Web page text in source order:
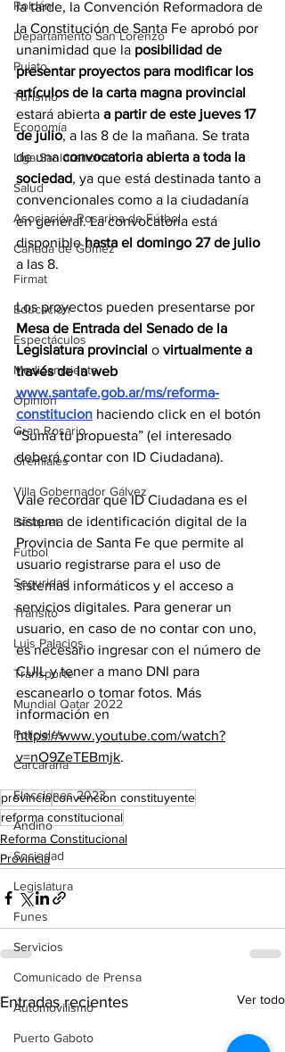
Roldán
Departamento San Lorenzo
Pujato
Turismo
Economía
Liga Sanlorencina
Salud
Asociación Rosarina de Fútbol
Cañada de Gómez
Firmat
Educación
Espectáculos
Medioambiente
Opinión
Gran Rosario
Gremiales
Villa Gobernador Gálvez
Básquet
Fútbol
Seguridad
Tránsito
Luis Palacios
Transporte
Mundial Qatar 2022
Policiales
Carcarañá
Elecciones 2023
Andino
Sociedad
Legislatura
Funes
Servicios
Comunicado de Prensa
Automovilismo
Puerto Gaboto
la tarde, la Convención Reformadora de
la Constitución de Santa Fe aprobó por
unanimidad que la posibilidad de
presentar proyectos para modificar los
artículos de la carta magna provincial
estará abierta a partir de este jueves 17
de julio, a las 8 de la mañana. Se trata
de una convocatoria abierta a toda la
sociedad, ya que está destinada tanto a
convencionales como a la ciudadanía
en general. La convocatoria está
disponible hasta el domingo 27 de julio
a las 8.
Los proyectos pueden presentarse por
Mesa de Entrada del Senado de la
Legislatura provincial o virtualmente a
través de la web
www.santafe.gob.ar/ms/reforma-
constitucion haciendo click en el botón
“Sumá tu propuesta” (el interesado
deberá contar con ID Ciudadana).
Vale recordar que ID Ciudadana es el
sistema de identificación digital de la
Provincia de Santa Fe que permite al
usuario registrarse para el uso de
sistemas informáticos y el acceso a
servicios digitales. Para generar un
usuario, en caso de no contar con uno,
es necesario ingresar con el número de
CUIL y tener a mano DNI para
escanearlo o tomar fotos. Más
información en
https://www.youtube.com/watch?
v=nO9ZeTEBmjk.
provinciaconvencion constituyente
reforma constitucional
Reforma Constitucional
Provincia
Entradas recientes Ver todo